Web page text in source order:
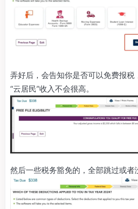
弄好后，会告知你是否可以免费报税
“云居民”收入不会很高。
然后一些税务豁免的，全部跳过或者